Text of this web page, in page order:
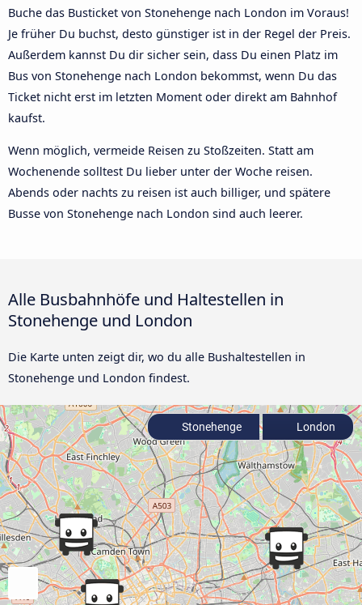
Buche das Busticket von Stonehenge nach London im Voraus!
Je früher Du buchst, desto günstiger ist in der Regel der Preis.
Außerdem kannst Du dir sicher sein, dass Du einen Platz im
Bus von Stonehenge nach London bekommst, wenn Du das
Ticket nicht erst im letzten Moment oder direkt am Bahnhof
kaufst.
Wenn möglich, vermeide Reisen zu Stoßzeiten. Statt am
Wochenende solltest Du lieber unter der Woche reisen.
Abends oder nachts zu reisen ist auch billiger, und spätere
Busse von Stonehenge nach London sind auch leerer.
Alle Busbahnhöfe und Haltestellen in
Stonehenge und London
Die Karte unten zeigt dir, wo du alle Bushaltestellen in
Stonehenge und London findest.
Stonehenge London